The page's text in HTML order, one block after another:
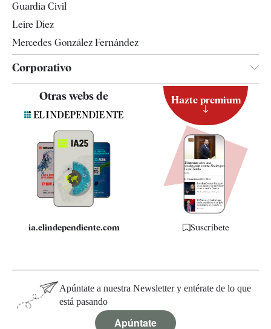
Guardia Civil
Leire Díez
Mercedes González Fernández
Corporativo
Contacto
Quiénes somos
Especificaciones
Otras webs de
ia.elindependiente.com
Hazte premium
Suscríbete
Apúntate a nuestra Newsletter y entérate de lo que
está pasando
Apúntate